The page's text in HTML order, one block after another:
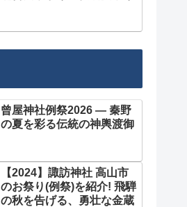
曾屋神社例祭2026 — 秦野
の夏を彩る伝統の神輿渡御
【2024】諏訪神社 高山市
のお祭り(例祭)を紹介! 飛騨
の秋を告げる、勇壮な金蔵